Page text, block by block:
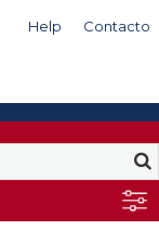
Help Contacto